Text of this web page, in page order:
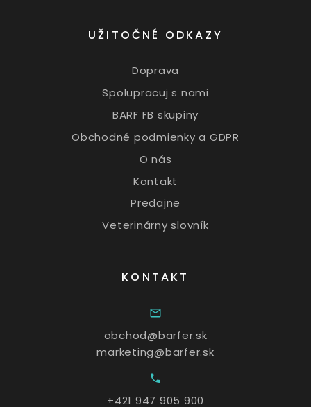
UŽITOČNÉ ODKAZY
Doprava
Spolupracuj s nami
BARF FB skupiny
Obchodné podmienky a GDPR
O nás
Kontakt
Predajne
Veterinárny slovník
KONTAKT
obchod@barfer.sk
marketing@barfer.sk
+421 947 905 900